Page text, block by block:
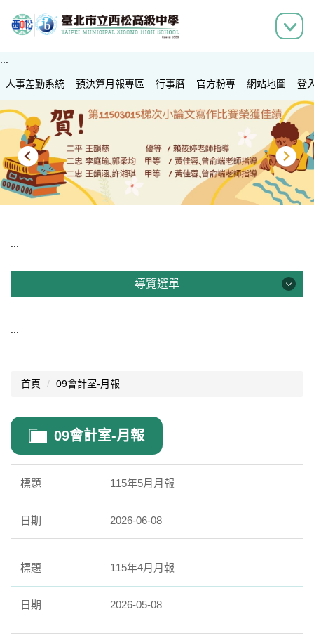
到
容
區
:::
人事差勤系統 預決算月報專區 行事曆 官方粉專 網站地圖 登
:::
導覽選單
認識西松
網路資源
西松亮點
行事曆
西松學習歷程檔案
家長專區
:::
首頁 09會計室-月報
09會計室-月報
115年5月月報
2026-06-08
115年4月月報
2026-05-08